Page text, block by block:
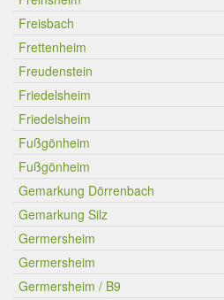
Freisbach
Frettenheim
Freudenstein
Friedelsheim
Friedelsheim
Fußgönheim
Fußgönheim
Gemarkung Dörrenbach
Gemarkung Silz
Germersheim
Germersheim
Germersheim / B9